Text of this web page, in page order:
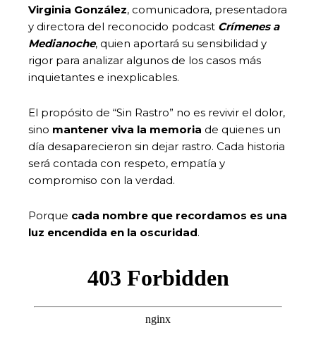
Virginia González, comunicadora, presentadora
y directora del reconocido podcast Crímenes a
Medianoche, quien aportará su sensibilidad y
rigor para analizar algunos de los casos más
inquietantes e inexplicables.
El propósito de “Sin Rastro” no es revivir el dolor,
sino mantener viva la memoria de quienes un
día desaparecieron sin dejar rastro. Cada historia
será contada con respeto, empatía y
compromiso con la verdad.
Porque cada nombre que recordamos es una
luz encendida en la oscuridad.